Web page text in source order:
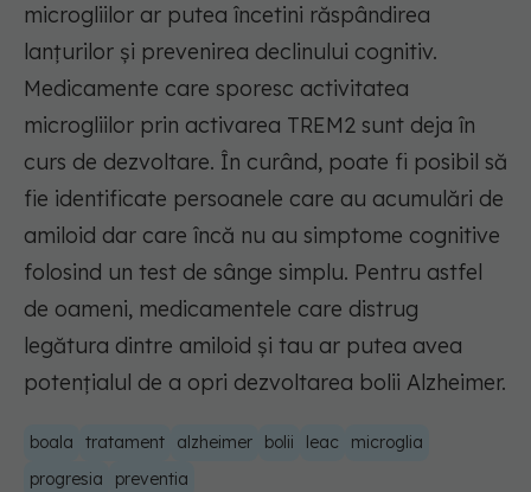
microgliilor ar putea încetini răspândirea
lanțurilor și prevenirea declinului cognitiv.
Medicamente care sporesc activitatea
microgliilor prin activarea TREM2 sunt deja în
curs de dezvoltare. În curând, poate fi posibil să
fie identificate persoanele care au acumulări de
amiloid dar care încă nu au simptome cognitive
folosind un test de sânge simplu. Pentru astfel
de oameni, medicamentele care distrug
legătura dintre amiloid și tau ar putea avea
potențialul de a opri dezvoltarea bolii Alzheimer.
boala tratament alzheimer bolii leac
microglia
progresia
preventia